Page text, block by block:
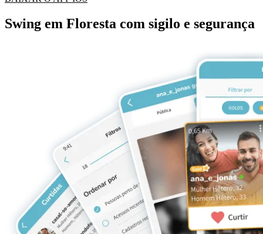
Swing em Floresta com sigilo e segurança